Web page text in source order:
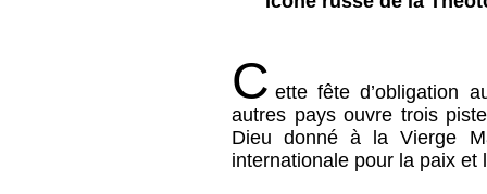
C ette fête d’obligation
autres pays ouvre trois
Dieu donné à la Vierge
internationale pour la paix